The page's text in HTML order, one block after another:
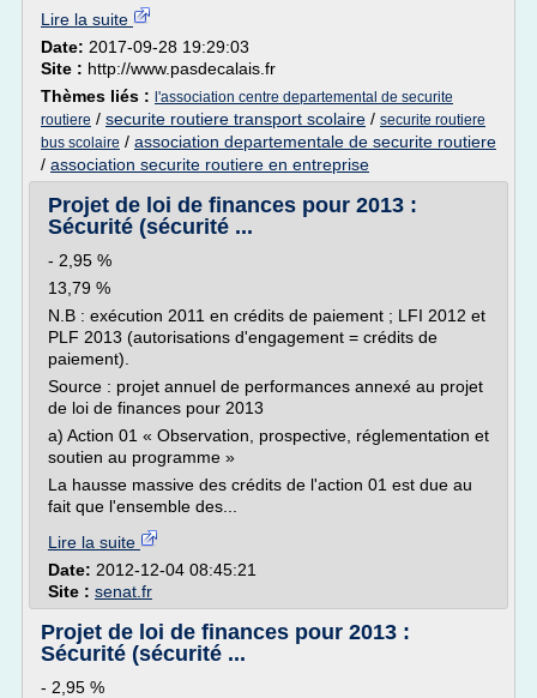
Lire la suite
Date: 2017-09-28 19:29:03
Site : http://www.pasdecalais.fr
Thèmes liés : l'association centre departemental de securite
routiere / securite routiere transport scolaire / securite routiere
bus scolaire / association departementale de securite routiere
/ association securite routiere en entreprise
Projet de loi de finances pour 2013 :
Sécurité (sécurité ...
- 2,95 %
13,79 %
N.B : exécution 2011 en crédits de paiement ; LFI 2012 et
PLF 2013 (autorisations d'engagement = crédits de
paiement).
Source : projet annuel de performances annexé au projet
de loi de finances pour 2013
a) Action 01 « Observation, prospective, réglementation et
soutien au programme »
La hausse massive des crédits de l'action 01 est due au
fait que l'ensemble des...
Lire la suite
Date: 2012-12-04 08:45:21
Site : senat.fr
Projet de loi de finances pour 2013 :
Sécurité (sécurité ...
- 2,95 %